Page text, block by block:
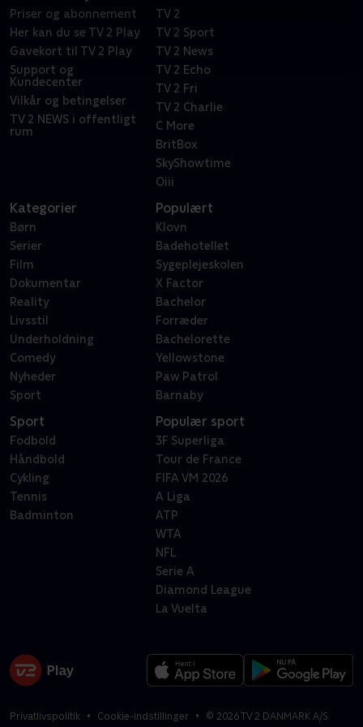
Priser og abonnement
Her kan du se TV 2 Play
Gavekort til TV 2 Play
Support og
Kundecenter
Vilkår og betingelser
TV 2 NEWS i offentligt
rum
TV 2
TV 2 Sport
TV 2 News
TV 2 Echo
TV 2 Fri
TV 2 Charlie
C More
BritBox
SkyShowtime
Oiii
Kategorier
Børn
Serier
Film
Dokumentar
Reality
Livsstil
Underholdning
Comedy
Nyheder
Sport
Populært
Klovn
Badehotellet
Sygeplejeskolen
X Factor
Bachelor
Forræder
Bachelorette
Yellowstone
Paw Patrol
Barnaby
Sport
Fodbold
Håndbold
Cykling
Tennis
Badminton
Populær sport
3F Superliga
Tour de France
FIFA VM 2026
A Liga
ATP
WTA
NFL
Serie A
Diamond League
La Vuelta
Privatlivspolitik Cookie-indstillinger © 2026TV 2 DANMARK A/S